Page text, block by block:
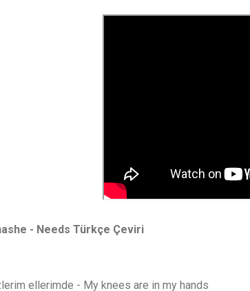
- Needs Türkçe Çeviri
ellerimde - My knees are in my hands